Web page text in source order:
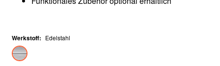
Werkstoff: Edelstahl